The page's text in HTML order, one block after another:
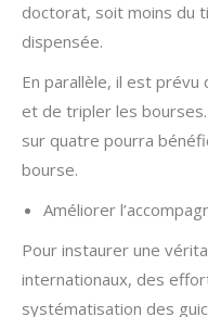
doctorat, soit moins du
dispensée.
En parallèle, il est
et de tripler les
sur quatre pourra
bourse.
Améliorer
Pour instaurer une
internationaux, des
systématisation des